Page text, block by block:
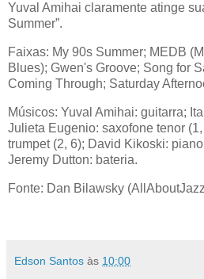
Yuval Amihai claramente atinge
Summer”.
Faixas: My 90s Summer; MEDB
Blues); Gwen's Groove; Song for
Coming Through; Saturday
Músicos: Yuval Amihai: guitarra;
Julieta Eugenio: saxofone tenor
trumpet (2, 6); David Kikoski:
Jeremy Dutton: bateria.
Fonte: Dan Bilawsky
Edson Santos às 10:00